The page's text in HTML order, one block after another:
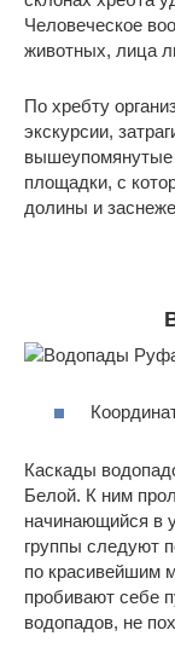
Человеческое
животных, лица
По хребту
экскурсии,
вышеупомянутые
площадки, с
долины и
Каскады
Белой. К ним
начинающийся в
группы следуют
по красивейшим
пробивают себе
водопадов, не